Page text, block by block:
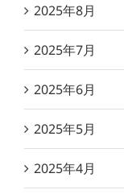
2025年8月
2025年7月
2025年6月
2025年5月
2025年4月